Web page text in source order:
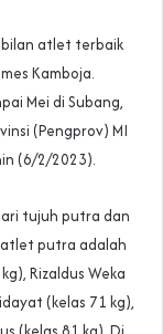
atlet terbaik
Kamboja.
Mei di Subang,
(Pengprov) MI
(6/2/2023).
tujuh putra dan
putra adalah
Rizaldus Weka
(kelas 71 kg),